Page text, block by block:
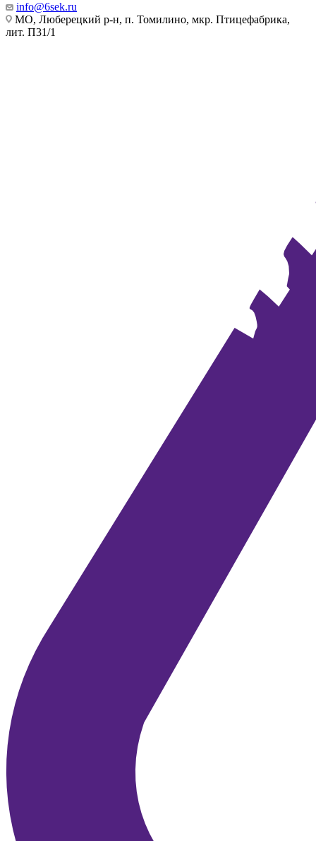
info@6sek.ru
МО, Люберецкий р-н, п. Томилино, мкр. Птицефабрика,
лит. П31/1